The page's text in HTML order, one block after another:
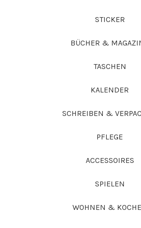
STICKER
BÜCHER &
TASCHEN
KALENDER
SCHREIBEN &
PFLEGE
ACCESSOIRES
SPIELEN
WOHNEN &